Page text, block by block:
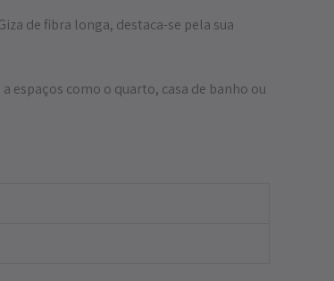
de fibra longa, destaca-se pela sua
espaços como o quarto, casa de banho ou